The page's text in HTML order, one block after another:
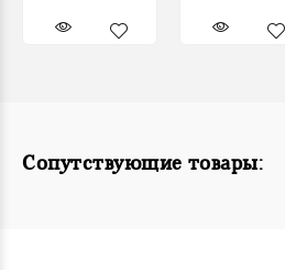
Сопутствующие товары: